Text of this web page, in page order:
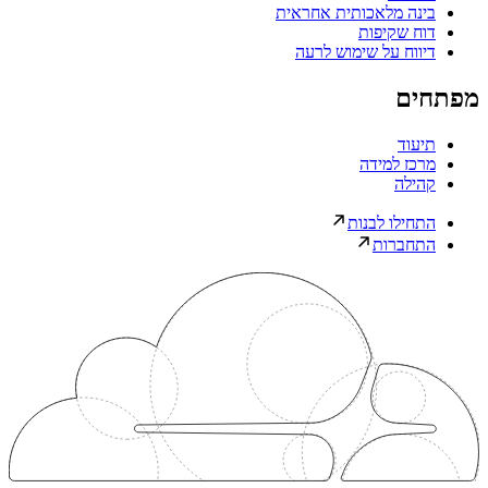
בינה מלאכותית אחראית
דוח שקיפות
דיווח על שימוש לרעה
מפתחים
תיעוד
מרכז למידה
קהילה
התחילו לבנות
התחברות